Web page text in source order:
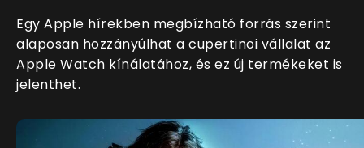
Egy Apple hírekben megbízható forrás szerint
alaposan hozzányúlhat a cupertinoi vállalat az
Apple Watch kínálatához, és ez új termékeket is
jelenthet.